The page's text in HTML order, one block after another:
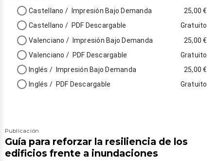
Publicación
Guía para reforzar la resiliencia de los
edificios frente a inundaciones
Castellano / Impresión Bajo Demanda
25,00 €
Castellano / PDF Descargable
Gratuito
Valenciano / Impresión Bajo Demanda
25,00 €
Valenciano / PDF Descargable
Gratuito
Inglés / Impresión Bajo Demanda
25,00 €
Inglés / PDF Descargable Gratuito